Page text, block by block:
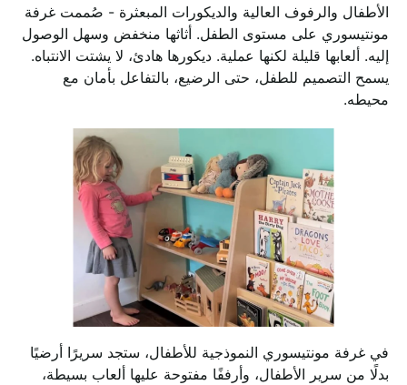
الأطفال والرفوف العالية والديكورات المبعثرة - صُممت غرفة
مونتيسوري على مستوى الطفل. أثاثها منخفض وسهل الوصول
إليه. ألعابها قليلة لكنها عملية. ديكورها هادئ، لا يشتت الانتباه.
يسمح التصميم للطفل، حتى الرضيع، بالتفاعل بأمان مع
محيطه.
في غرفة مونتيسوري النموذجية للأطفال، ستجد سريرًا أرضيًا
بدلًا من سرير الأطفال، وأرففًا مفتوحة عليها ألعاب بسيطة،